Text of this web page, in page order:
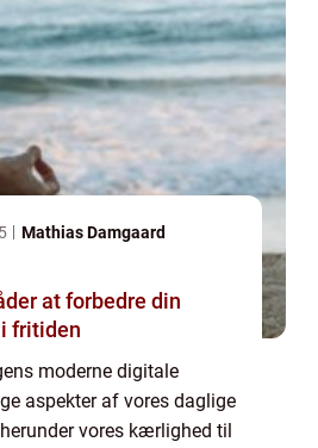
Mathias Damgaard
at forbedre din
fritiden
moderne digitale
aspekter af vores daglige
vores kærlighed til